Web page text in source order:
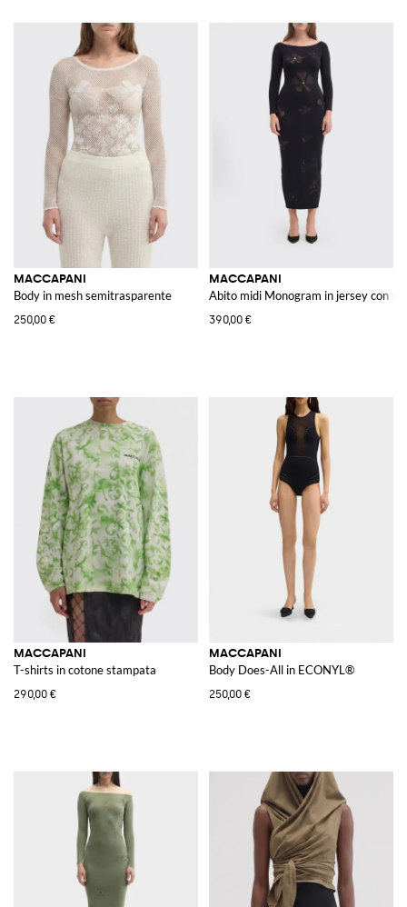
MACCAPANI
Body in mesh semitrasparente
250,00 €
MACCAPANI
Abito midi Monogram in jersey con
390,00 €
MACCAPANI
T-shirts in cotone stampata
290,00 €
MACCAPANI
Body Does-All in ECONYL®
250,00 €